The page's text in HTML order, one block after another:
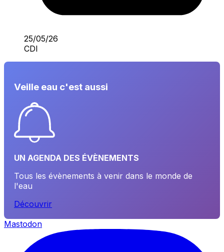
25/05/26
CDI
Veille eau c'est aussi
UN AGENDA DES ÉVÈNEMENTS
Tous les évènements à venir dans le monde de
l'eau
Découvrir
Mastodon